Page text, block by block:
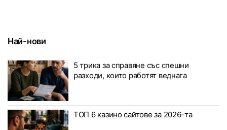
Най-нови
5 трика за справяне със спешни
разходи, които работят веднага
ТОП 6 казино сайтове за 2026-та